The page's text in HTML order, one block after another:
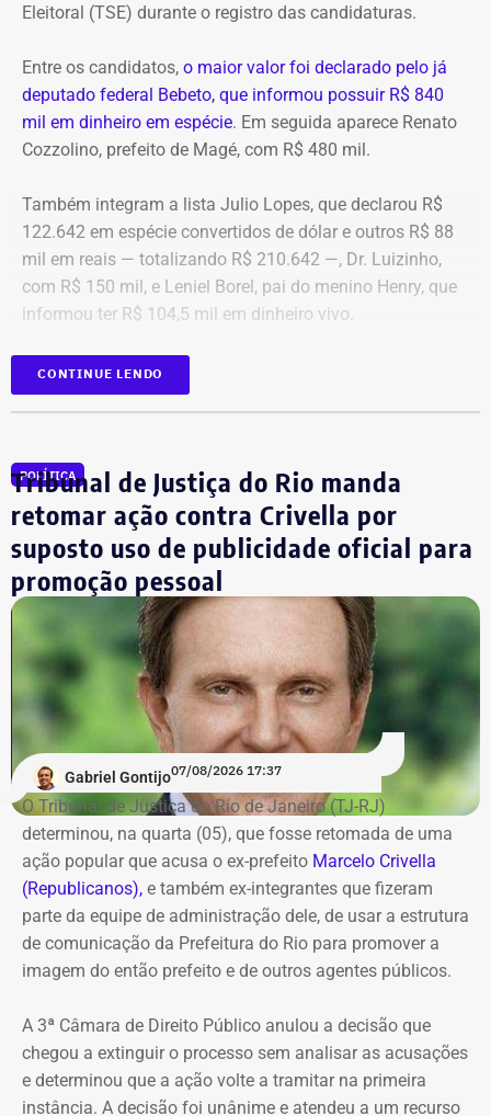
*Com informações do blog do Octávio Guedes, do portal
Eleitoral (TSE) durante o registro das candidaturas.
Entre os candidatos, o maior valor foi declarado pelo já
deputado federal Bebeto, que informou possuir R$ 840
mil em dinheiro em espécie. Em seguida aparece Renato
Cozzolino, prefeito de Magé, com R$ 480 mil.
Também integram a lista Julio Lopes, que declarou R$
122.642 em espécie convertidos de dólar e outros R$ 88
mil em reais — totalizando R$ 210.642 —, Dr. Luizinho,
com R$ 150 mil, e Leniel Borel, pai do menino Henry, que
informou ter R$ 104,5 mil em dinheiro vivo.
Candidato
Bebeto
Dr. Luizinho
R$ 150.000,00
Leniel Borel
R$ 104.500,00
*Valor correspondente à soma de R$ 122.642,00 em espécie
convertidos de dólar e R$ 88.000,00 em reais declarados em dinheiro
Os dados são públicos e ficam disponíveis para consulta
no sistema DivulgaCandContas, do TSE.
CONTINUE LENDO
POLÍTICA
Tribunal de Justiça do Rio manda
retomar ação contra Crivella por
suposto uso de publicidade oficial para
promoção pessoal
Gabriel Gontijo07/08/2026 17:37
O Tribunal de Justiça do Rio de Janeiro (TJ-RJ)
determinou, na quarta (05), que fosse retomada de uma
ação popular que acusa o ex-prefeito Marcelo Crivella
(Republicanos), e também ex-integrantes que fizeram
parte da equipe de administração dele, de usar a estrutura
de comunicação da Prefeitura do Rio para promover a
imagem do então prefeito e de outros agentes públicos.
A 3ª Câmara de Direito Público anulou a decisão que
chegou a extinguir o processo sem analisar as acusações
e determinou que a ação volte a tramitar na primeira
instância. A decisão foi unânime e atendeu a um recurso